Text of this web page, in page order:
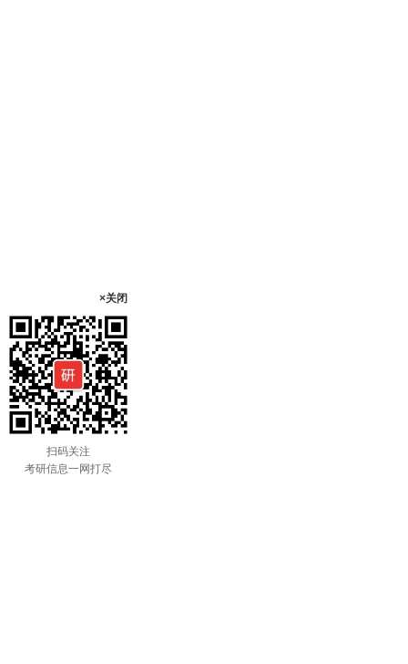
×关闭
扫码关注
考研信息一网打尽